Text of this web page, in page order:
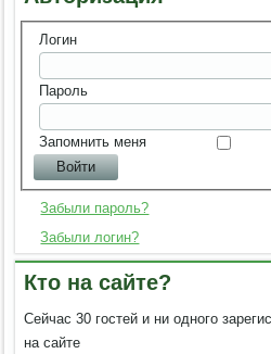
Логин
Пароль
Запомнить меня
Забыли пароль?
Забыли логин?
Кто на сайте?
Сейчас 30 гостей и ни одного
на сайте